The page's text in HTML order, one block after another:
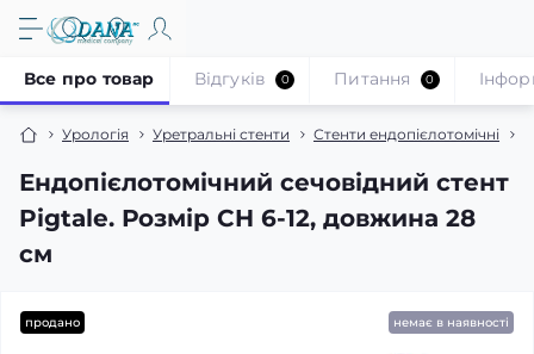
Урологія Уретральні стенти Стенти ендопієлотомічні
Ендопієлотомічний сечовідний стент
Pigtale. Розмір CH 6-12, довжина 28
см
Все про товар Відгуків 0 Питання 0
продано немає в наявності